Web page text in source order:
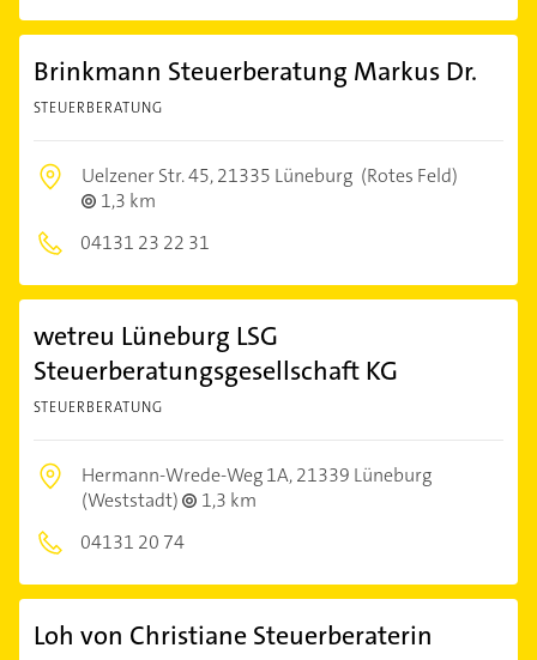
Brinkmann Steuerberatung Markus Dr.
STEUERBERATUNG
Uelzener Str. 45,21335 Lüneburg (Rotes Feld)
1,3 km
04131 23 22 31
wetreu Lüneburg LSG
Steuerberatungsgesellschaft KG
STEUERBERATUNG
Hermann-Wrede-Weg 1A,21339 Lüneburg
(Weststadt)
1,3 km
04131 20 74
Loh von Christiane Steuerberaterin